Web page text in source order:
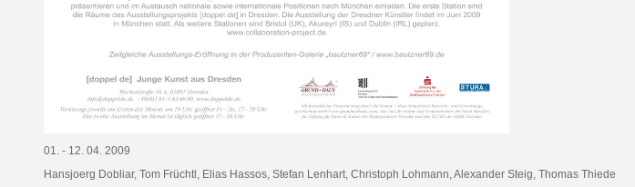
01. - 12. 04. 2009
Hansjoerg Dobliar, Tom Früchtl , Elias Hassos, Stefan Lenhart, Christoph Lohmann,Alexander Steig, Thomas Thiede